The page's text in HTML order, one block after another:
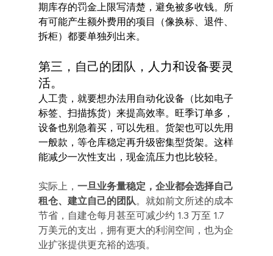
期库存的罚金上限写清楚，避免被多收钱。所
有可能产生额外费用的项目（像换标、退件、
拆柜）都要单独列出来。
第三，自己的团队，人力和设备要灵
活。
人工贵，就要想办法用自动化设备（比如电子
标签、扫描拣货）来提高效率。旺季订单多，
设备也别急着买，可以先租。货架也可以先用
一般款，等仓库稳定再升级密集型货架。这样
能减少一次性支出，现金流压力也比较轻。
实际上， 一旦业务量稳定，企业都会选择自己
租仓、建立自己的团队。就如前文所述的成本
节省，自建仓每月甚至可减少约 1.3 万至 1.7
万美元的支出，拥有更大的利润空间，也为企
业扩张提供更充裕的选项。